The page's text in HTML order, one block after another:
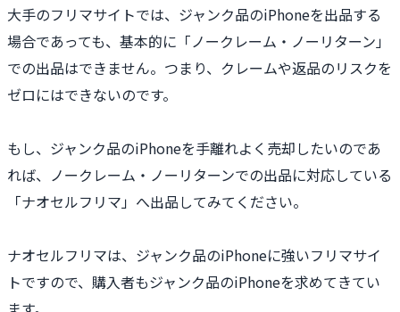
大手のフリマサイトでは、ジャンク品のiPhoneを出品する
場合であっても、基本的に「ノークレーム・ノーリターン」
での出品はできません。つまり、クレームや返品のリスクを
ゼロにはできないのです。
もし、ジャンク品のiPhoneを手離れよく売却したいのであ
れば、ノークレーム・ノーリターンでの出品に対応している
「ナオセルフリマ」へ出品してみてください。
ナオセルフリマは、ジャンク品のiPhoneに強いフリマサイ
トですので、購入者もジャンク品のiPhoneを求めてきてい